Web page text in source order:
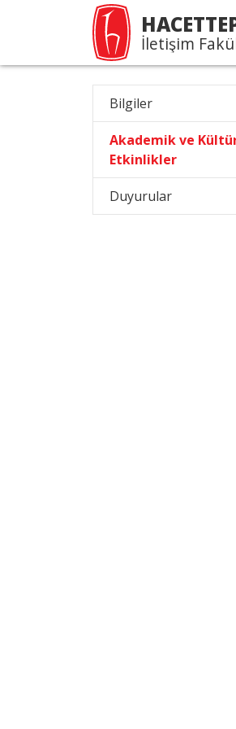
İletişim
Bilgiler
Akademik ve
Etkinlikler
Duyurular